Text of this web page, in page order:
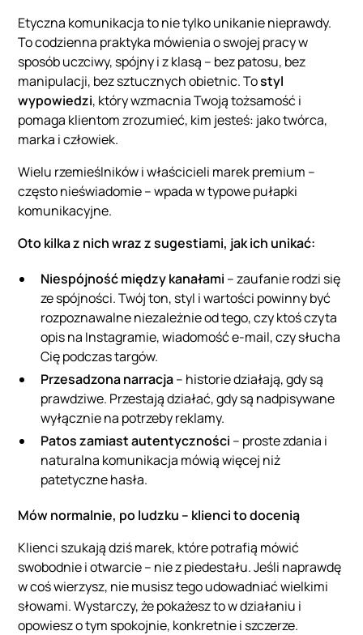
Etyczna komunikacja to nie tylko unikanie nieprawdy.
To codzienna praktyka mówienia o swojej pracy w
sposób uczciwy, spójny i z klasą – bez patosu, bez
manipulacji, bez sztucznych obietnic. Tostyl
wypowiedzi, który wzmacnia Twoją tożsamość i
pomaga klientom zrozumieć, kim jesteś: jako twórca,
marka i człowiek.
Wielu rzemieślników i właścicieli marek premium –
często nieświadomie – wpada w typowe pułapki
komunikacyjne.
Oto kilka z nich wraz z sugestiami, jak ich unikać:
Niespójność między kanałami – zaufanie rodzi się
ze spójności. Twój ton, styl i wartości powinny być
rozpoznawalne niezależnie od tego, czy ktoś czyta
opis na Instagramie, wiadomość e-mail, czy słucha
Cię podczas targów.
Przesadzona narracja– historie działają, gdy są
prawdziwe. Przestają działać, gdy są nadpisywane
wyłącznie na potrzeby reklamy.
Patos zamiast autentyczności – proste zdania i
naturalna komunikacja mówią więcej niż
patetyczne hasła.
Mów normalnie, po ludzku – klienci to docenią
Klienci szukają dziś marek, które potrafią mówić
swobodnie i otwarcie – nie z piedestału. Jeśli naprawdę
w coś wierzysz, nie musisz tego udowadniać wielkimi
słowami. Wystarczy, że pokażesz to w działaniu i
opowiesz o tym spokojnie, konkretnie i szczerze.